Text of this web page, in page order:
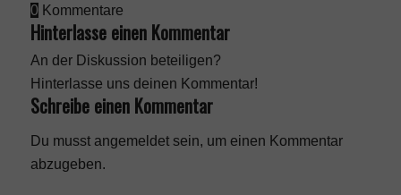
0 Kommentare
Hinterlasse einen Kommentar
An der Diskussion beteiligen?
Hinterlasse uns deinen Kommentar!
Schreibe einen Kommentar
Du musst angemeldetsein, um einen Kommentar
abzugeben.